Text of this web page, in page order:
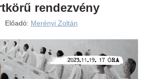
rendezvény
Előadó: Merényi Zoltán